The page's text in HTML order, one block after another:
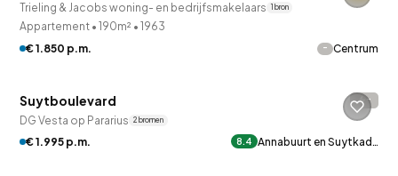
Trieling & Jacobs woning- en bedrijfsmakelaars 1 bron
Appartement • 190m² • 1963
€ 1.850 p.m.
- Centrum
Suytboulevard -
DG Vesta op Pararius 2 bronnen
€ 1.995 p.m. 8.4 Annabuurt en Suytkad…
QUICKLANE™